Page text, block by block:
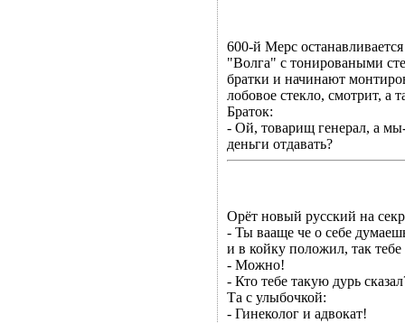
600-й Мерс
"Волга" с тонироваными
братки и начинают
лобовое стекло, смотрит, а
Браток:
- Ой, товарищ генерал, а
деньги отдавать?
Орёт новый русский на
- Ты вааще че о себе
и в койку положил, так
- Можно!
- Кто тебе такую дурь
Та с улыбочкой:
- Гинеколог и адвокат!